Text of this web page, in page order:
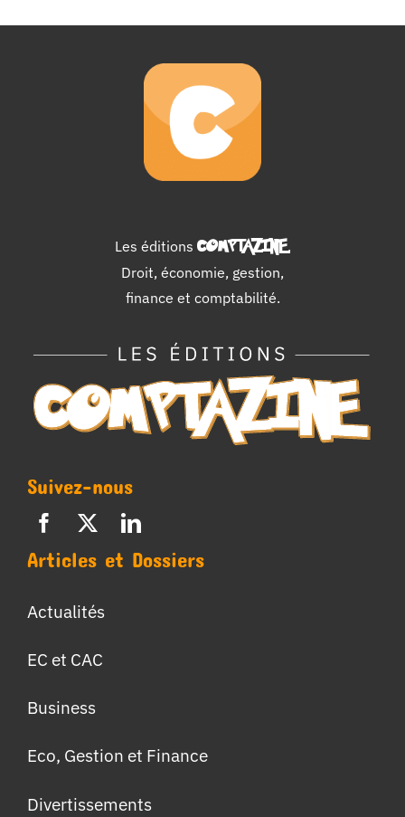
Les éditions COMPTAZINE.
Droit, économie, gestion,
finance et comptabilité.
Suivez-nous
Articles et Dossiers
Actualités
EC et CAC
Business
Eco, Gestion et Finance
Divertissements